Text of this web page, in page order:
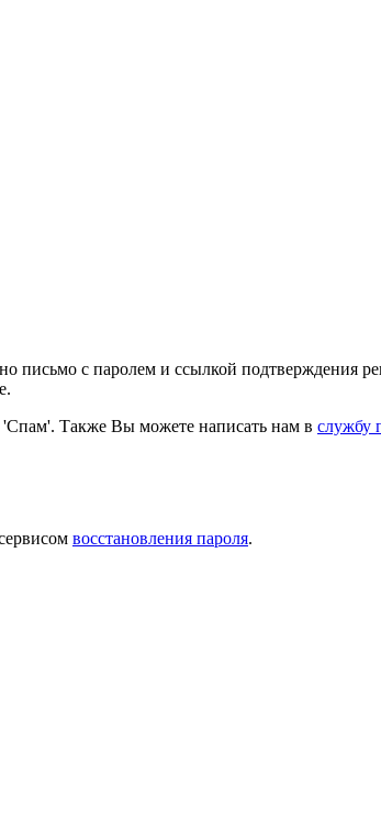
письмо с паролем и ссылкой подтверждения
'Спам'. Также Вы можете написать нам в службу
восстановления пароля.